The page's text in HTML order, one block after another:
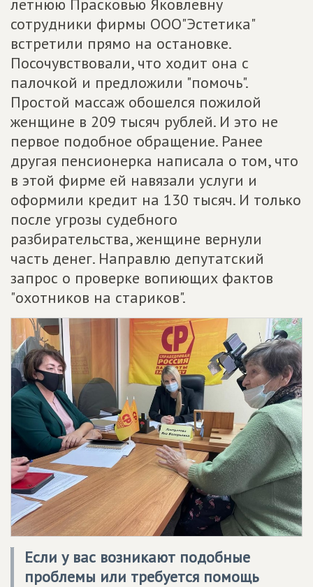
летнюю Прасковью Яковлевну
сотрудники фирмы ООО"Эстетика"
встретили прямо на остановке.
Посочувствовали, что ходит она с
палочкой и предложили "помочь".
Простой массаж обошелся пожилой
женщине в 209 тысяч рублей. И это не
первое подобное обращение. Ранее
другая пенсионерка написала о том, что
в этой фирме ей навязали услуги и
оформили кредит на 130 тысяч. И только
после угрозы судебного
разбирательства, женщине вернули
часть денег. Направлю депутатский
запрос о проверке вопиющих фактов
"охотников на стариков".
Если у вас возникают подобные
проблемы или требуется помощь